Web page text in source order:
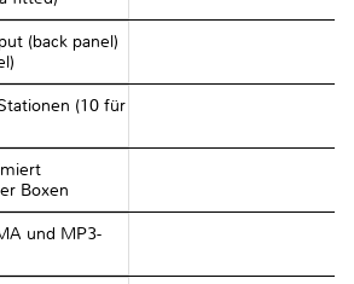
(back panel)
(10 für
Boxen
und MP3-